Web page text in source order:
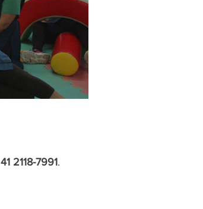
41 2118-7991.